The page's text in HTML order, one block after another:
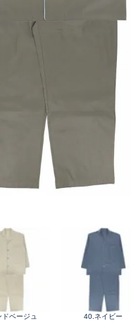
ベージュ 40.ネイビー